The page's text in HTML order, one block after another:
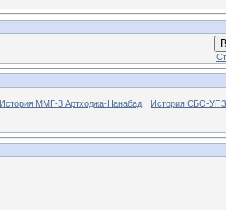
История ММГ-3 Артходжа-Нанабад История СБО-УПЗ